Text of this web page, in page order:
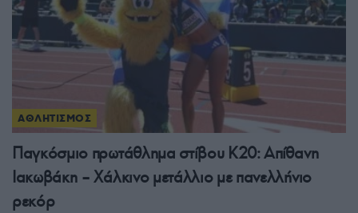
ΑΘΛΗΤΙΣΜΟΣ
Παγκόσμιο πρωτάθλημα στίβου Κ20: Απίθανη
Ιακωβάκη – Χάλκινο μετάλλιο με πανελλήνιο
ρεκόρ